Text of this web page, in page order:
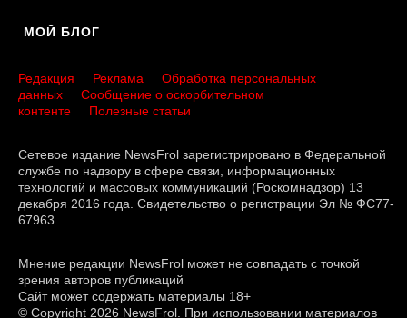
МОЙ БЛОГ
Редакция Реклама
Обработка персональных
данных
Сообщение о оскорбительном
контенте
Полезные статьи
Сетевое издание NewsFrol зарегистрировано в Федеральной
службе по надзору в сфере связи, информационных
технологий и массовых коммуникаций (Роскомнадзор) 13
декабря 2016 года. Свидетельство о регистрации Эл № ФС77-
67963
Мнение редакции NewsFrol может не совпадать с точкой
зрения авторов публикаций
Сайт может содержать материалы 18+
© Copyright 2026 NewsFrol. При использовании материалов